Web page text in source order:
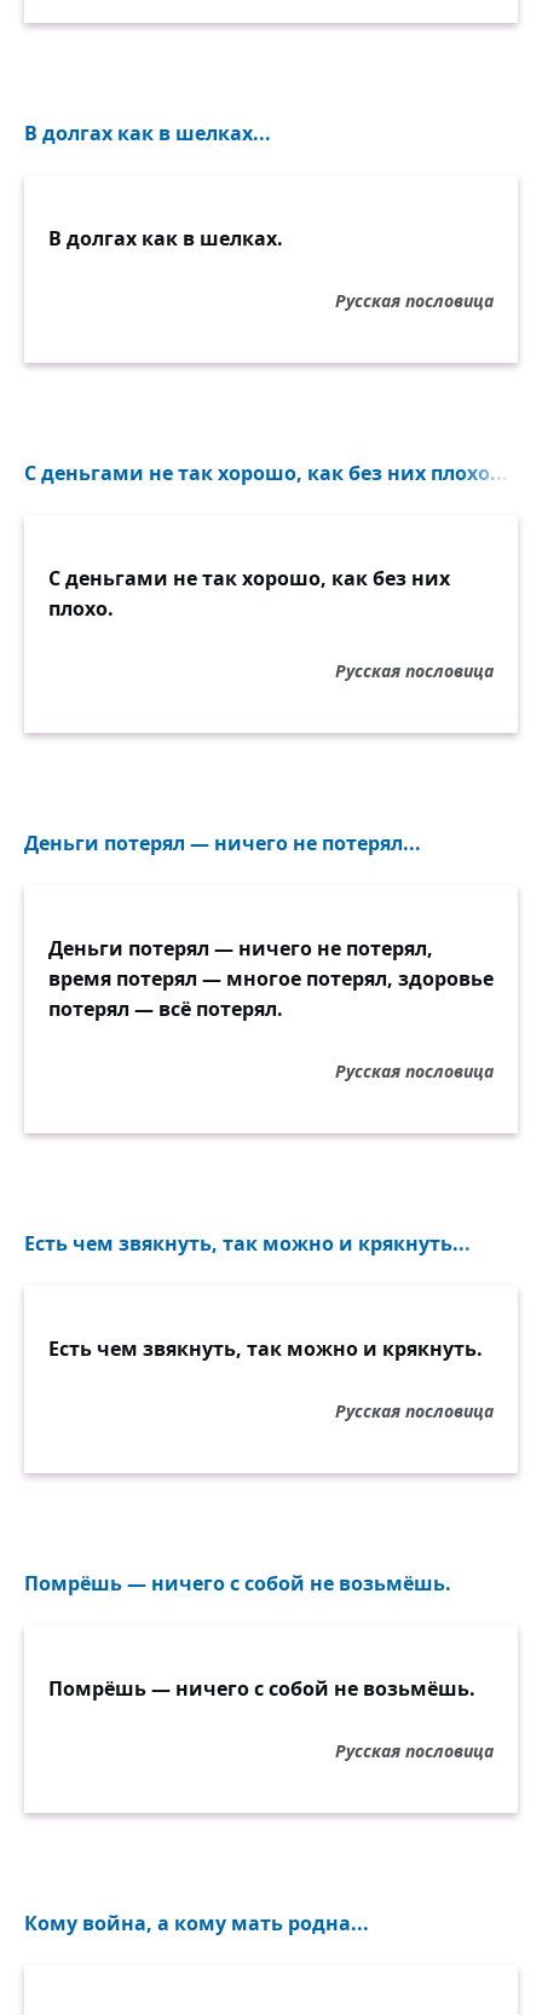
В долгах как в шелках...
В долгах как в шелках.
Русская пословица
С деньгами не так хорошо, как без них плохо...
С деньгами не так хорошо, как без них
плохо.
Русская пословица
Деньги потерял — ничего не потерял...
Деньги потерял — ничего не потерял,
время потерял — многое потерял, здоровье
потерял — всё потерял.
Русская пословица
Есть чем звякнуть, так можно и крякнуть...
Есть чем звякнуть, так можно и крякнуть.
Русская пословица
Помрёшь — ничего с собой не возьмёшь.
Помрёшь — ничего с собой не возьмёшь.
Русская пословица
Кому война, а кому мать родна...